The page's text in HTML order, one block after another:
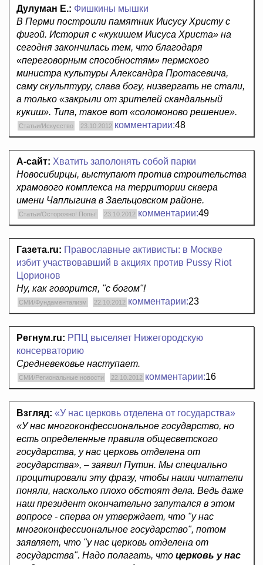
Дулуман Е.: Фишкины мышки
В Перми построили памятник Иисусу Христу с
фигой. История с «кукишем Иисуса Христа» на
сегодня закончилась тем, что благодаря
«переговорным способностям» пермского
министра культуры Александра Протасевича,
саму скульптуру, слава богу, низвергать не стали,
а только «закрыли от зрителей скандальный
кукиш». Типа, такое вот «соломоново решение».
Статьи/Искусство 23.10.2012 комментарии:48
А-сайт: Хватить заполонять собой парки
Новосибирцы, выступают против строительства
храмового комплекса на территории сквера
имени Чаплыгина в Заельцовском районе.
Статьи/Осторожно! Попы! 23.10.2012 комментарии:49
Газета.ru: Православные активисты: в Москве
избит участвовавший в акциях против Pussy Riot
Цорионов
Ну, как говорится, "с богом"!
СМИ/Фундаментализм 22.10.2012 комментарии:23
Регнум.ru: РПЦ выселяет Нижегородскую
консерваторию
Средневековье наступает.
СМИ/Региональные новости 22.10.2012 комментарии:16
Взгляд: «У нас церковь отделена от государства»
«У нас многоконфессиональное государство, но
есть определенные правила общесветского
государства, у нас церковь отделена от
государства», – заявил Путин. Мы специально
процитировали эту фразу, чтобы наши читатели
поняли, насколько плохо обстоят дела. Ведь даже
наш президент окончательно запутался в этом
вопросе - сперва он утверждает, что "у нас
многоконфессиональное государство", потом
заявляет, что "у нас церковь отделена от
государства". Надо полагать, что церковь у нас